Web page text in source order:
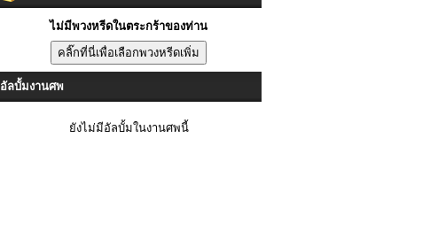
ไม่มีพวงหรีดในตระกร้าของท่าน
อัลบั้มงานศพ
ยังไม่มีอัลบั้มในงานศพนี้